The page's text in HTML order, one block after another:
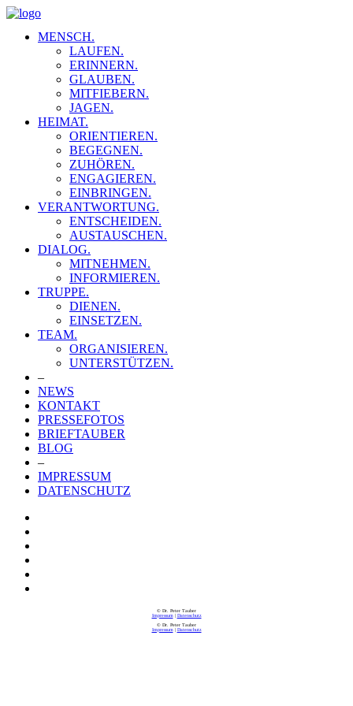
MENSCH.
LAUFEN.
ERINNERN.
GLAUBEN.
MITFIEBERN.
JAGEN.
HEIMAT.
ORIENTIEREN.
BEGEGNEN.
ZUHÖREN.
ENGAGIEREN.
EINBRINGEN.
VERANTWORTUNG.
ENTSCHEIDEN.
AUSTAUSCHEN.
DIALOG.
MITNEHMEN.
INFORMIEREN.
TRUPPE.
DIENEN.
EINSETZEN.
TEAM.
ORGANISIEREN.
UNTERSTÜTZEN.
–
NEWS
KONTAKT
PRESSEFOTOS
BRIEFTAUBER
BLOG
–
IMPRESSUM
DATENSCHUTZ
© Dr. Peter Tauber
Impressum| Datenschutz
© Dr. Peter Tauber
Impressum| Datenschutz